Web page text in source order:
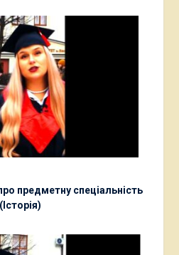
предметну спеціальність